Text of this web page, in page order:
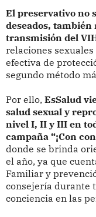
El preservativo no
deseados,
transmisión del
relaciones
efectiva de
segundo método
Por ello, EsSalud
salud sexual y
nivel I, II y III en
campaña “¡Con
donde se brinda
el año, ya que
Familiar y
consejería durante
conciencia en las